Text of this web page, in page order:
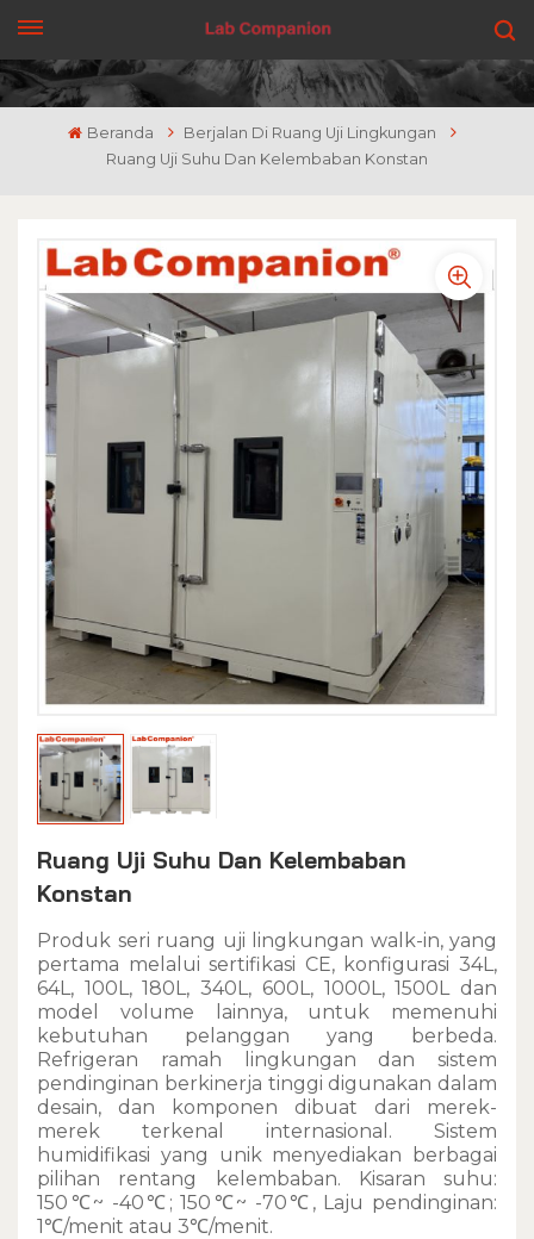
DAPATKAN PENAWARAN
Beranda
Berjalan Di Ruang Uji Lingkungan
Ruang Uji Suhu Dan Kelembaban Konstan
Ruang Uji Suhu Dan Kelembaban
Konstan
Produk seri ruang uji lingkungan walk-in, yang
pertama melalui sertifikasi CE, konfigurasi 34L,
64L, 100L, 180L, 340L, 600L, 1000L, 1500L dan
model volume lainnya, untuk memenuhi
kebutuhan pelanggan yang berbeda.
Refrigeran ramah lingkungan dan sistem
pendinginan berkinerja tinggi digunakan dalam
desain, dan komponen dibuat dari merek-
merek terkenal internasional. Sistem
humidifikasi yang unik menyediakan berbagai
pilihan rentang kelembaban. Kisaran suhu:
150℃~ -40℃; 150℃~ -70℃, Laju pendinginan:
1℃/menit atau 3℃/menit.